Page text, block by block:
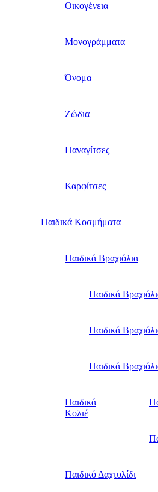
Οικογένεια
Μονογράμματα
Όνομα
Ζώδια
Παναγίτσες
Καρφίτσες
Παιδικά Κοσμήματα
Παιδικά Βραχιόλια
Παιδικά
Παιδικά
Παιδικά
Παιδικά
Κολιέ
Παιδικό Δαχτυλίδι